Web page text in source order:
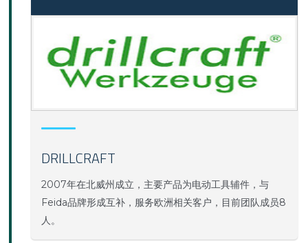
DRILLCRAFT
2007年在北威州成立，主要产品为电动工具辅件，与
Feida品牌形成互补，服务欧洲相关客户，目前团队成员8
人。